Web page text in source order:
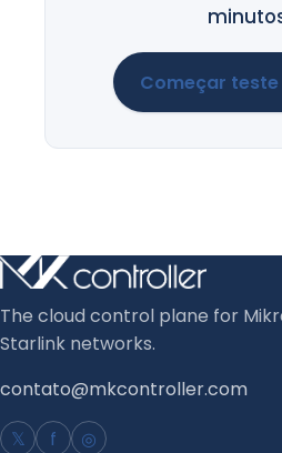
Começar
The cloud control plane for
Starlink networks.
contato@mkcontroller.com
𝕏
f ◎